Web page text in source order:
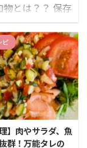
物とは？？ 保存
料・着色料・香
品の製造過程ま
の加工・保存の
加・混和などの
って使用される
を言います。
品の腐敗や変色
なる微生物の増
し、保存性を高
ピ
】肉やサラダ、魚
群！万能タレの